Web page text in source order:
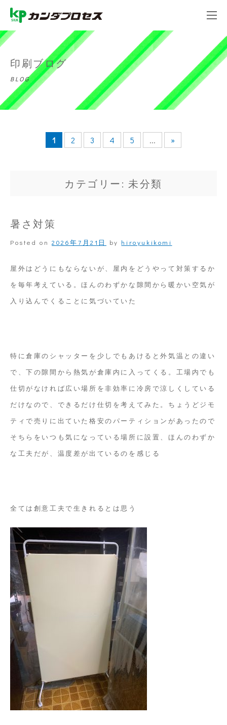
印刷ブログ
BLOG
1 2 3 4 5 ... »
カテゴリー: 未分類
暑さ対策
Posted on 2026年7月21日 by hiroyukikomi
屋外はどうにもならないが、屋内をどうやって対策するか
を毎年考えている。ほんのわずかな隙間から暖かい空気が
入り込んでくることに気づいていた
特に倉庫のシャッターを少しでもあけると外気温との違い
で、下の隙間から熱気が倉庫内に入ってくる。工場内でも
仕切がなければ広い場所を非効率に冷房で涼しくしている
だけなので、できるだけ仕切を考えてみた。ちょうどジモ
ティで売りに出ていた格安のパーティションがあったので
そちらをいつも気になっている場所に設置、ほんのわずか
な工夫だが、温度差が出ているのを感じる
全ては創意工夫で生きれるとは思う